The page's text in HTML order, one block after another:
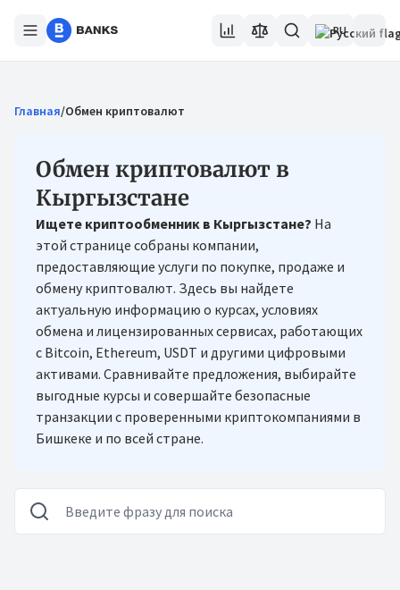
RU
Главная/Обмен криптовалют
Обмен криптовалют в
Кыргызстане
Ищете криптообменник в Кыргызстане? На
этой странице собраны компании,
предоставляющие услуги по покупке, продаже и
обмену криптовалют. Здесь вы найдете
актуальную информацию о курсах, условиях
обмена и лицензированных сервисах, работающих
с Bitcoin, Ethereum, USDT и другими цифровыми
активами. Сравнивайте предложения, выбирайте
выгодные курсы и совершайте безопасные
транзакции с проверенными криптокомпаниями в
Бишкеке и по всей стране.